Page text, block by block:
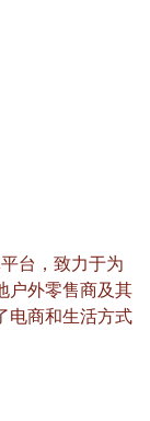
台，致力于为
户外零售商及其
电商和生活方式